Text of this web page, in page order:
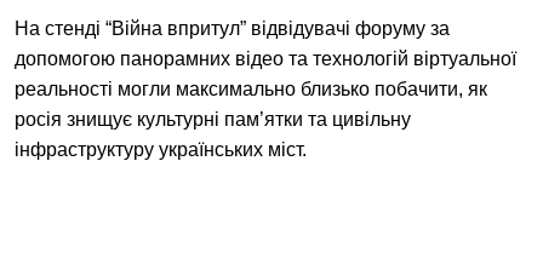
На стенді “Війна впритул” відвідувачі форуму за
допомогою панорамних відео та технологій віртуальної
реальності могли максимально близько побачити, як
росія знищує культурні пам’ятки та цивільну
інфраструктуру українських міст.